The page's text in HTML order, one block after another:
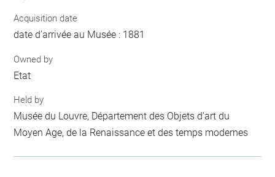
Acquisition date
date d'arrivée au Musée : 1881
Owned by
Etat
Held by
Musée du Louvre, Département des Objets d'art du
Moyen Age, de la Renaissance et des temps modernes